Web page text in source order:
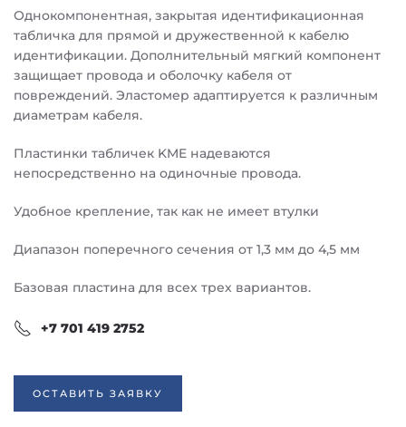
Однокомпонентная, закрытая идентификационная
табличка для прямой и дружественной к кабелю
идентификации. Дополнительный мягкий компонент
защищает провода и оболочку кабеля от
повреждений. Эластомер адаптируется к различным
диаметрам кабеля.
Пластинки табличек KME надеваются
непосредственно на одиночные провода.
Удобное крепление, так как не имеет втулки
Диапазон поперечного сечения от 1,3 мм до 4,5 мм
Базовая пластина для всех трех вариантов.
+7 701 419 2752
ОСТАВИТЬ ЗАЯВКУ